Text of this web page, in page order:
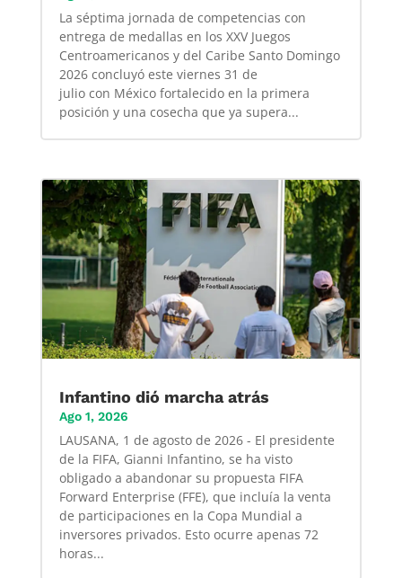
La séptima jornada de competencias con
entrega de medallas en los XXV Juegos
Centroamericanos y del Caribe Santo Domingo
2026 concluyó este viernes 31 de
julio con México fortalecido en la primera
posición y una cosecha que ya supera...
Infantino dió marcha atrás
Ago 1, 2026
LAUSANA, 1 de agosto de 2026 - El presidente
de la FIFA, Gianni Infantino, se ha visto
obligado a abandonar su propuesta FIFA
Forward Enterprise (FFE), que incluía la venta
de participaciones en la Copa Mundial a
inversores privados. Esto ocurre apenas 72
horas...